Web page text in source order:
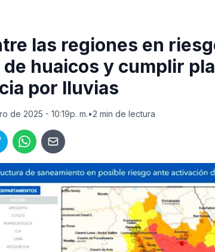
las regiones en
huaicos y cumplir
por lluvias
de 2025 - 10:19p. m.•2 min de lectura